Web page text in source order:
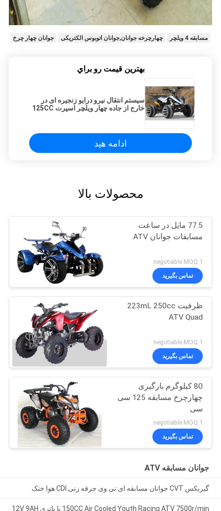
مسابقه 4 ویلچر چهارچرخه جوانان,جوانان اتوبوس الکتریکی جوانان چهار چرخ
بهترين قيمت رو براي
سیستم انتقال نیرو درایو زنجیره ای در
خارج از جاده چهار ویلچر اسپرت 125CC
ادامه هید
محصولات بالا
77.5 مایل در ساعت
مسابقات جوانان ATV
negotiable MOQ:1
تماس بگیرید
ظرفیت 223mL 250cc
ATV Quad
negotiable MOQ:1
تماس بگیرید
80 کیلوگرم بارگیری
چهارچرخ مسابقه 125 سی
سی
negotiable MOQ:1
تماس بگیرید
جوانان مسابقه ATV
گیربکس CVT جوانان مسابقه ای تی وی جرقه زنی CDI هوا خنک
150CC Air Cooled Youth Racing ATV 7500r/min با باتری 12V 9AH